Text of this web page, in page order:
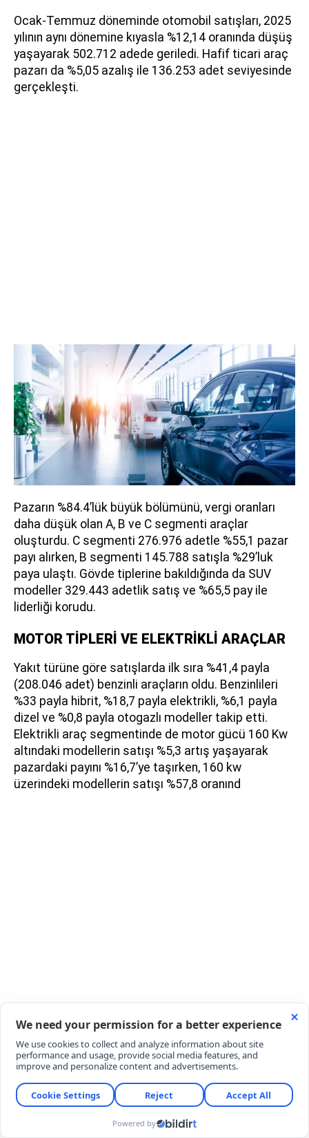
Ocak-Temmuz döneminde otomobil satışları, 2025
yılının aynı dönemine kıyasla %12,14 oranında düşüş
yaşayarak 502.712 adede geriledi. Hafif ticari araç
pazarı da %5,05 azalış ile 136.253 adet seviyesinde
gerçekleşti.
Pazarın %84.4’lük büyük bölümünü, vergi oranları
daha düşük olan A, B ve C segmenti araçlar
oluşturdu. C segmenti 276.976 adetle %55,1 pazar
payı alırken, B segmenti 145.788 satışla %29’luk
paya ulaştı. Gövde tiplerine bakıldığında da SUV
modeller 329.443 adetlik satış ve %65,5 pay ile
liderliği korudu.
MOTOR TİPLERİ VE ELEKTRİKLİ ARAÇLAR
Yakıt türüne göre satışlarda ilk sıra %41,4 payla
(208.046 adet) benzinli araçların oldu. Benzinlileri
%33 payla hibrit, %18,7 payla elektrikli, %6,1 payla
dizel ve %0,8 payla otogazlı modeller takip etti.
Elektrikli araç segmentinde de motor gücü 160 Kw
altındaki modellerin satışı %5,3 artış yaşayarak
pazardaki payını %16,7’ye taşırken, 160 kw
üzerindeki modellerin satışı %57,8 oranınd
YORUMLAR
YORUM YAZ